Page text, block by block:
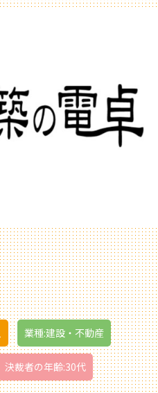
業種:建設・不動産
決裁者の年齢:30代